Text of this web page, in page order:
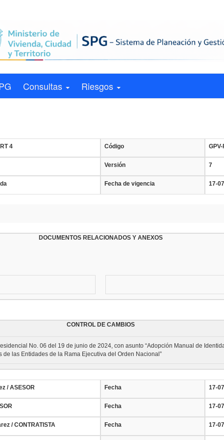
Consultas Riesgos
4 Código
Versión 7
Fecha de vigencia 17-
DOCUMENTOS RELACIONADOS Y ANEXOS
CONTROL DE CAMBIOS
No. 06 del 19 de junio de 2024, con asunto “Adopción Manual de
las Entidades de la Rama Ejecutiva del Orden Nacional”
/ ASESOR Fecha 17-
Fecha 17-
/ CONTRATISTA Fecha 17-